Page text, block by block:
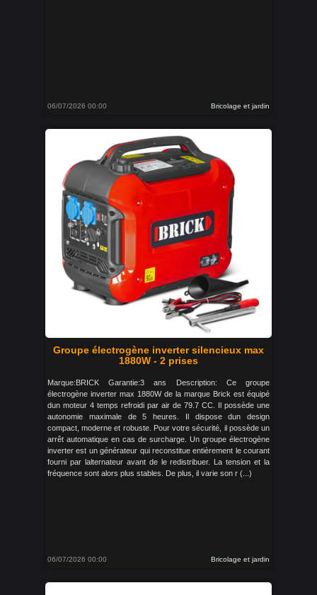
06/07/2026 00:00 Bricolage et jardin
Groupe électrogène inverter silencieux max
1880W - 2 prises
Marque:BRICK Garantie:3 ans Description: Ce groupe
électrogène inverter max 1880W de la marque Brick est équipé
dun moteur 4 temps refroidi par air de 79.7 CC. Il possède une
autonomie maximale de 5 heures. Il dispose dun design
compact, moderne et robuste. Pour votre sécurité, il possède un
arrêt automatique en cas de surcharge. Un groupe électrogène
inverter est un générateur qui reconstitue entièrement le courant
fourni par lalternateur avant de le redistribuer. La tension et la
fréquence sont alors plus stables. De plus, il varie son r (...)
06/07/2026 00:00 Bricolage et jardin